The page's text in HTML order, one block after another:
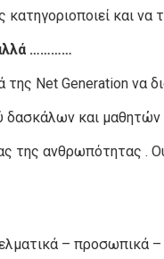
και
…………
της Νet Generation να
και μαθητών
της ανθρωπότητας .
– προσωπικά –